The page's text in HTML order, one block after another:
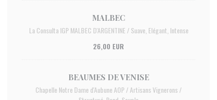
MALBEC
La Consulta IGP MALBEC D'ARGENTINE / Suave, Elégant, Intense
26,00 EUR
BEAUMES DE VENISE
Chapelle Notre Dame d'Aubune AOP / Artisans Vignerons /